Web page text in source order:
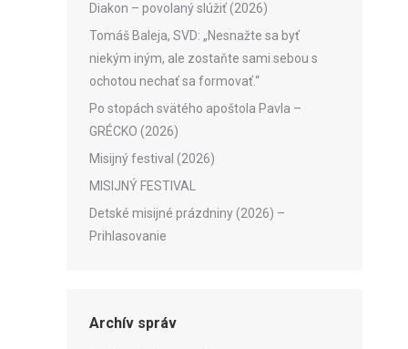
Diakon – povolaný slúžiť (2026)
Tomáš Baleja, SVD: „Nesnažte sa byť
niekým iným, ale zostaňte sami sebou s
ochotou nechať sa formovať.“
Po stopách svätého apoštola Pavla –
GRÉCKO (2026)
Misijný festival (2026)
MISIJNÝ FESTIVAL
Detské misijné prázdniny (2026) –
Prihlasovanie
Archív správ